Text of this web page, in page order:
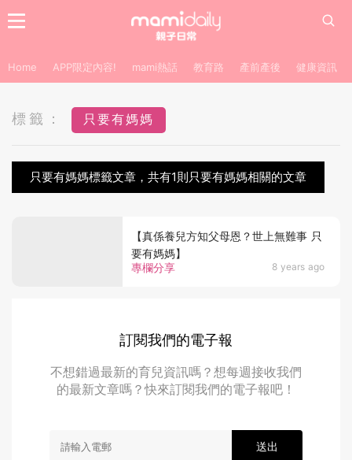
Home APP限定內容! mami熱話 教育路 產前產後 健康資訊
標籤： 只要有媽媽
只要有媽媽標籤文章，共有1則只要有媽媽相關的文章
專欄分享 8 years ago
【真係養兒方知父母恩？世上無難事 只
要有媽媽】
訂閱我們的電子報
不想錯過最新的育兒資訊嗎？想每週接收我們
的最新文章嗎？快來訂閱我們的電子報吧！
送出